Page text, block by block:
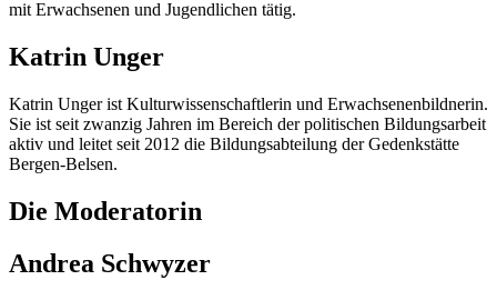
mit Erwachsenen und Jugendlichen tätig.
Katrin Unger
Katrin Unger ist Kulturwissenschaftlerin und Erwachsenenbildnerin.
Sie ist seit zwanzig Jahren im Bereich der politischen Bildungsarbeit
aktiv und leitet seit 2012 die Bildungsabteilung der Gedenkstätte
Bergen-Belsen.
Die Moderatorin
Andrea Schwyzer